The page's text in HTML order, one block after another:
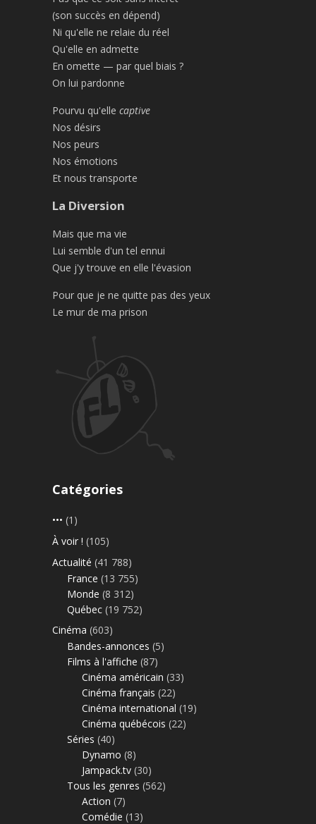
(son succès en dépend)
Ni qu'elle ne relaie du réel
Qu'elle en admette
En omette — par quel biais ?
On lui pardonne
Pourvu qu'elle captive
Nos désirs
Nos peurs
Nos émotions
Et nous transporte
La Diversion
Mais que ma vie
Lui semble d'un tel ennui
Que j'y trouve en elle l'évasion
Pour que je ne quitte pas des yeux
Le mur de ma prison
Catégories
••• (1)
À voir ! (105)
Actualité (41 788)
France (13 755)
Monde (8 312)
Québec (19 752)
Cinéma (603)
Bandes-annonces (5)
Films à l'affiche (87)
Cinéma américain (33)
Cinéma français (22)
Cinéma international (19)
Cinéma québécois (22)
Séries (40)
Dynamo (8)
Jampack.tv (30)
Tous les genres (562)
Action (7)
Comédie (13)